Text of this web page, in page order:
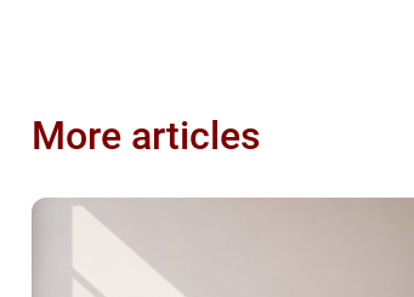
More articles